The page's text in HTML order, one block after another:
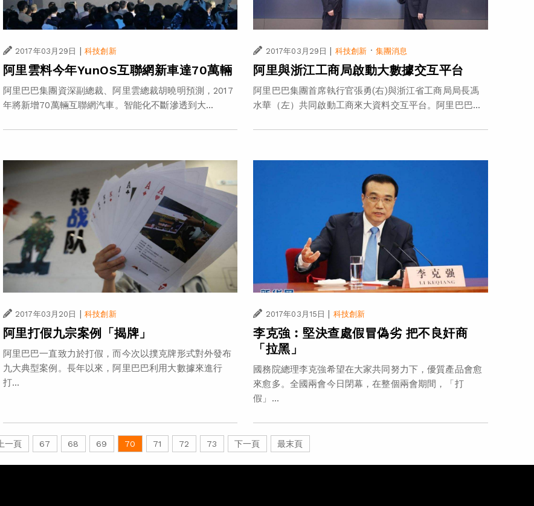
2017年03月29日 | 科技創新
阿里雲料今年YunOS互聯網新車達70萬輛
阿里巴巴集團資深副總裁、阿里雲總裁胡曉明預測，2017
年將新增70萬輛互聯網汽車。智能化不斷滲透到大...
2017年03月29日 | 科技創新 · 集團消息
阿里與浙江工商局啟動大數據交互平台
阿里巴巴集團首席執行官張勇(右)與浙江省工商局局長馮
水華（左）共同啟動工商來大資料交互平台。阿里巴巴...
2017年03月20日 | 科技創新
阿里打假九宗案例「揭牌」
阿里巴巴一直致力於打假，而今次以撲克牌形式對外發布
九大典型案例。長年以來，阿里巴巴利用大數據來進行
打...
2017年03月15日 | 科技創新
李克強︰堅決查處假冒偽劣 把不良奸商
「拉黑」
國務院總理李克強希望在大家共同努力下，優質產品會愈
來愈多。全國兩會今日閉幕，在整個兩會期間，「打
假」...
上一頁 67 68 69 70 71 72 73 下一頁 最末頁